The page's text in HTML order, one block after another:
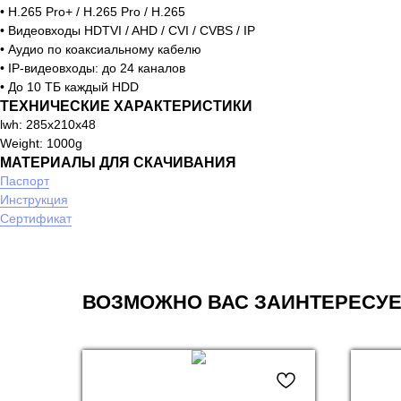
• H.265 Pro+ / H.265 Pro / H.265
• Видеовходы HDTVI / AHD / CVI / CVBS / IP
• Аудио по коаксиальному кабелю
• IP-видеовходы: до 24 каналов
• До 10 TБ каждый HDD
ТЕХНИЧЕСКИЕ ХАРАКТЕРИСТИКИ
lwh: 285x210x48
Weight: 1000g
МАТЕРИАЛЫ ДЛЯ СКАЧИВАНИЯ
Паспорт
Инструкция
Сертификат
ВОЗМОЖНО ВАС